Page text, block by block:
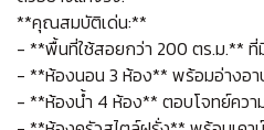
**คุณสมบัติเด่น:**
- **พื้นที่ใช้สอยกว่า 200 ตร.ม.**
- **ห้องนอน 3 ห้อง** พร้อมอ่างอา
- **ห้องน้ำ 4 ห้อง** ตอบโจทย์ควา